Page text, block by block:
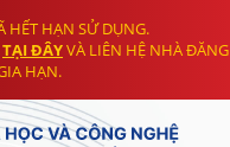
HẾT HẠN SỬ DỤNG.
TẠI ĐÂYVÀ LIÊN HỆ NHÀ ĐĂNG
HẠN.